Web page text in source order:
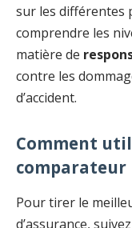
sur les différentes
comprendre les
matière de
contre les
d’accident.
Comment
comparateur
Pour tirer le
d’assurance,